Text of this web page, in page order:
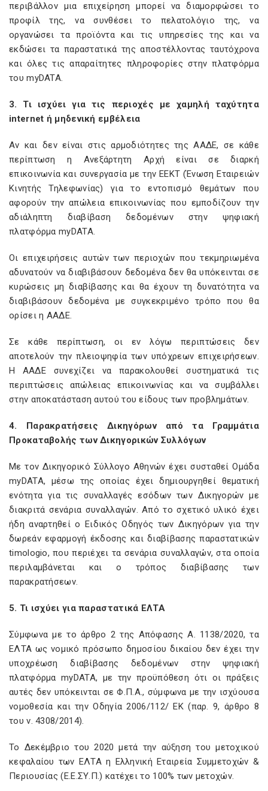
περιβάλλον μια επιχείρηση μπορεί να διαμορφώσει το
προφίλ της, να συνθέσει το πελατολόγιο της, να
οργανώσει τα προϊόντα και τις υπηρεσίες της και να
εκδώσει τα παραστατικά της αποστέλλοντας ταυτόχρονα
και όλες τις απαραίτητες πληροφορίες στην πλατφόρμα
του myDATA.
3. Τι ισχύει για τις περιοχές με χαμηλή ταχύτητα
internet ή μηδενική εμβέλεια
Αν και δεν είναι στις αρμοδιότητες της ΑΑΔΕ, σε κάθε
περίπτωση η Ανεξάρτητη Αρχή είναι σε διαρκή
επικοινωνία και συνεργασία με την ΕΕΚΤ (Ένωση Εταιρειών
Κινητής Τηλεφωνίας) για το εντοπισμό θεμάτων που
αφορούν την απώλεια επικοινωνίας που εμποδίζουν την
αδιάληπτη διαβίβαση δεδομένων στην ψηφιακή
πλατφόρμα myDATA.
Οι επιχειρήσεις αυτών των περιοχών που τεκμηριωμένα
αδυνατούν να διαβιβάσουν δεδομένα δεν θα υπόκεινται σε
κυρώσεις μη διαβίβασης και θα έχουν τη δυνατότητα να
διαβιβάσουν δεδομένα με συγκεκριμένο τρόπο που θα
ορίσει η ΑΑΔΕ.
Σε κάθε περίπτωση, οι εν λόγω περιπτώσεις δεν
αποτελούν την πλειοψηφία των υπόχρεων επιχειρήσεων.
Η ΑΑΔΕ συνεχίζει να παρακολουθεί συστηματικά τις
περιπτώσεις απώλειας επικοινωνίας και να συμβάλλει
στην αποκατάσταση αυτού του είδους των προβλημάτων.
4. Παρακρατήσεις Δικηγόρων από τα Γραμμάτια
Προκαταβολής των Δικηγορικών Συλλόγων
Με τον Δικηγορικό Σύλλογο Αθηνών έχει συσταθεί Ομάδα
myDATA, μέσω της οποίας έχει δημιουργηθεί θεματική
ενότητα για τις συναλλαγές εσόδων των Δικηγορών με
διακριτά σενάρια συναλλαγών. Από το σχετικό υλικό έχει
ήδη αναρτηθεί ο Ειδικός Οδηγός των Δικηγόρων για την
δωρεάν εφαρμογή έκδοσης και διαβίβασης παραστατικών
timologio, που περιέχει τα σενάρια συναλλαγών, στα οποία
περιλαμβάνεται και ο τρόπος διαβίβασης των
παρακρατήσεων.
5. Τι ισχύει για παραστατικά ΕΛΤΑ
Σύμφωνα με το άρθρο 2 της Απόφασης Α. 1138/2020, τα
ΕΛΤΑ ως νομικό πρόσωπο δημοσίου δικαίου δεν έχει την
υποχρέωση διαβίβασης δεδομένων στην ψηφιακή
πλατφόρμα myDATA, με την προϋπόθεση ότι οι πράξεις
αυτές δεν υπόκεινται σε Φ.Π.Α., σύμφωνα με την ισχύουσα
νομοθεσία και την Οδηγία 2006/112/ ΕΚ (παρ. 9, άρθρο 8
του ν. 4308/2014).
Το Δεκέμβριο του 2020 μετά την αύξηση του μετοχικού
κεφαλαίου των ΕΛΤΑ η Ελληνική Εταιρεία Συμμετοχών &
Περιουσίας (Ε.Ε.ΣΥ.Π.) κατέχει το 100% των μετοχών.